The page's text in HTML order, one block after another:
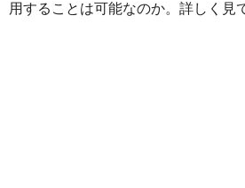
用することは可能なのか。詳しく見